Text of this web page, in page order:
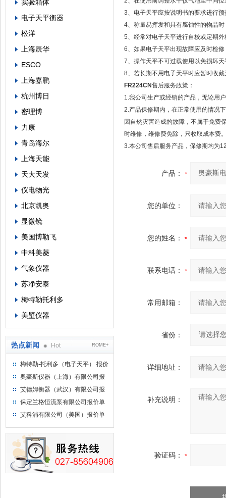
实验箱体
电子天平衡器
松洋
上海辰华
ESCO
上海嘉鹏
杭州博日
密理博
力康
青岛海尔
上海天能
天大天发
仪电物光
北京凯奥
显微镜
美国博勒飞
中科美菱
气象仪器
苏净安泰
梅特勒托利多
美壁仪器
热点新闻 Hot ROME+
梅特勒-托利多（电子天平） 报价
单
奥豪斯仪器（上海）有限公司报
价单
艾德姆衡器（武汉）有限公司报
价单
保定兰格恒流泵有限公司报价单
艾科浦有限公司（美国）报价单
3、电子天平应按说明书的要求进行预
4、称量易挥发和具有腐蚀性的物品
5、经常对电子天平进行自校或定期
6、如果电子天平出现故障应及时检修
7、操作天平不可过载使用以免损坏天
8、若长期不用电子天平时应暂时收藏
FR224CN售后服务政策：
1.我公司生产或经销的产品，无论用
2.产品保修期内，在正常使用的情况
因自然灾害造成的故障，不属于免费
时维修，维修费免除，只收取成本费
3.本公司售后服务产品，保修期均为
产品：
您的单位：
您的姓名：
联系电话：
常用邮箱：
省份：
详细地址：
补充说明：
验证码：